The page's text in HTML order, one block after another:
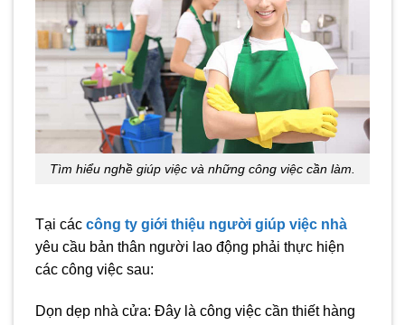
Tìm hiểu nghề giúp việc và những công việc cần làm.
Tại các công ty giới thiệu người giúp việc nhà
yêu cầu bản thân người lao động phải thực hiện
các công việc sau:
Dọn dẹp nhà cửa: Đây là công việc cần thiết hàng